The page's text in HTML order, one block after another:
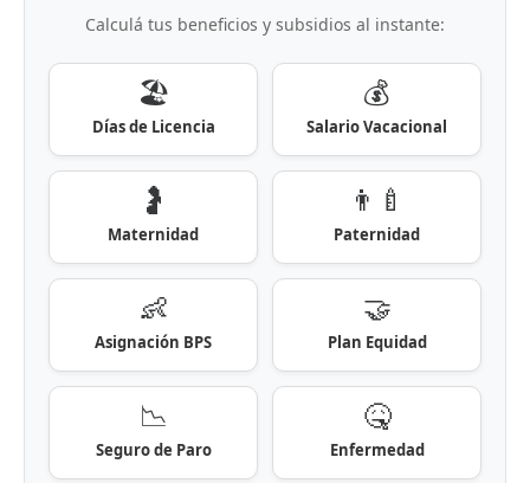
Calculá tus beneficios y subsidios al instante:
🏖️
Días de Licencia
💰
Salario Vacacional
🤰
Maternidad
👨‍🍼
Paternidad
👶
Asignación BPS
🤝
Plan Equidad
📉
Seguro de Paro
🤒
Enfermedad